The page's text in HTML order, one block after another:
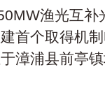
渔光互补
首个取得机
漳浦县前亭